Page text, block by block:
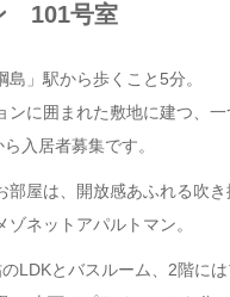
101号室
島」駅から歩くこと5分。
ンに囲まれた敷地に建つ、
入居者募集です。
部屋は、開放感あふれる吹
ゾネットアパルトマン。
LDKとバスルーム、2階に